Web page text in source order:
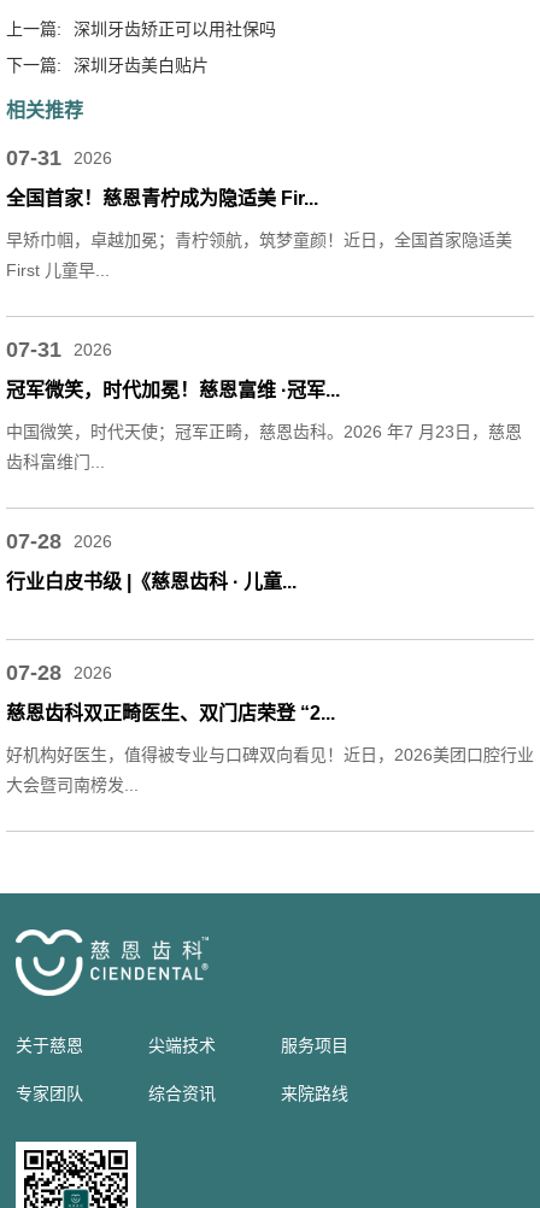
上一篇:
深圳牙齿矫正可以用社保吗
下一篇:
深圳牙齿美白贴片
相关推荐
07-31 2026
全国首家！慈恩青柠成为隐适美 Fir...
早矫巾帼，卓越加冕；青柠领航，筑梦童颜！近日，全国首家隐适美
First 儿童早...
07-31 2026
冠军微笑，时代加冕！慈恩富维 ·冠军...
中国微笑，时代天使；冠军正畸，慈恩齿科。2026 年7 月23日，慈恩
齿科富维门...
07-28 2026
行业白皮书级 |《慈恩齿科 · 儿童...
07-28 2026
慈恩齿科双正畸医生、双门店荣登 “2...
好机构好医生，值得被专业与口碑双向看见！近日，2026美团口腔行业
大会暨司南榜发...
关于慈恩 尖端技术 服务项目
专家团队 综合资讯 来院路线